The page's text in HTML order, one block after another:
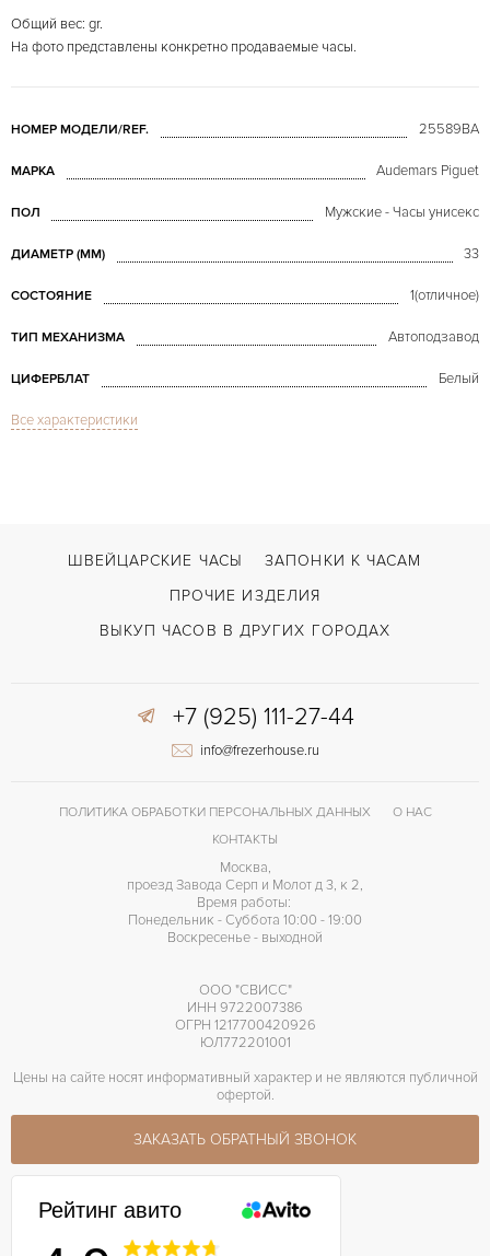
Общий вес: gr.
На фото представлены конкретно продаваемые часы.
НОМЕР МОДЕЛИ/REF. 25589BA
МАРКА Audemars Piguet
ПОЛ Мужские - Часы унисекс
ДИАМЕТР (MM) 33
СОСТОЯНИЕ 1(отличное)
ТИП МЕХАНИЗМА Автоподзавод
ЦИФЕРБЛАТ Белый
СТЕКЛО
Застежка с помощью шипа
Все характеристики
ШВЕЙЦАРСКИЕ ЧАСЫ
ЗАПОНКИ К ЧАСАМ
ПРОЧИЕ ИЗДЕЛИЯ
ВЫКУП ЧАСОВ В ДРУГИХ ГОРОДАХ
+7 (925) 111-27-44
info@frezerhouse.ru
ПОЛИТИКА ОБРАБОТКИ ПЕРСОНАЛЬНЫХ ДАННЫХ
О НАС
КОНТАКТЫ
Москва,
проезд Завода Серп и Молот д 3, к 2,
Время работы:
Понедельник - Суббота 10:00 - 19:00
Воскресенье - выходной
ООО "СВИСС"
ИНН 9722007386
ОГРН 1217700420926
ЮЛ772201001
Цены на сайте носят информативный характер и не являются публичной
офертой.
ЗАКАЗАТЬ ОБРАТНЫЙ ЗВОНОК
Рейтинг авито